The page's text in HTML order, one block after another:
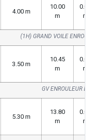
4.00 m
10.00
m
0.00
m
(1H) GRAND VOILE
3.50 m
10.45
m
0.00
m
GV ENROULEUR
5.30 m
13.80
m
0.00
m